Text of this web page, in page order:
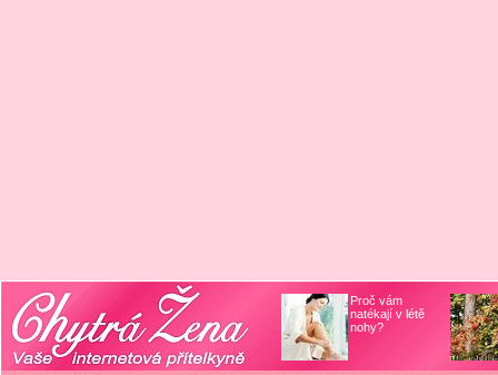
Proč vám
natékají v létě
nohy?